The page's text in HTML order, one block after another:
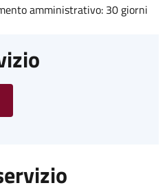
amministrativo: 30 giorni